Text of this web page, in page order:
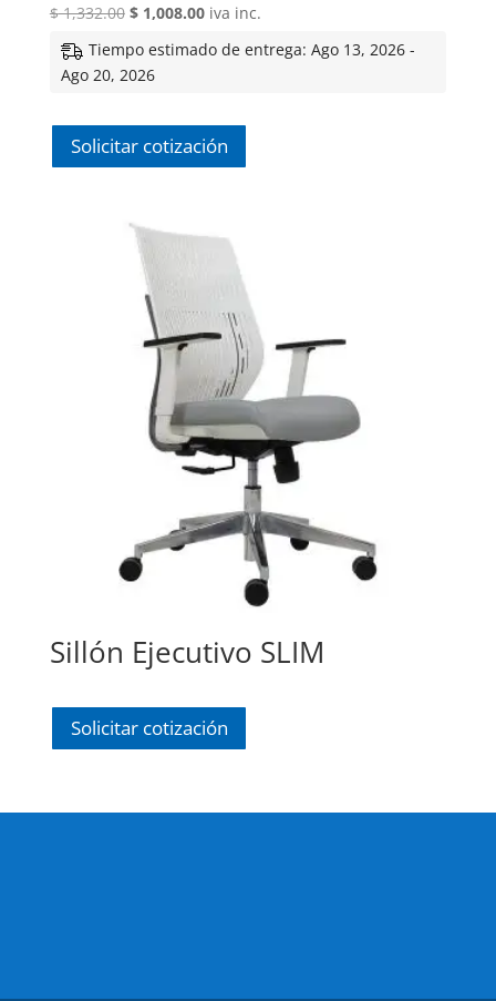
$1,332.00 El
original
$1,008.00Eliva inc.
Tiempo estimado de entrega: Ago 13, 2026 -
Ago 20, 2026
Solicitar cotización
Sillón Ejecutivo SLIM
Solicitar cotización